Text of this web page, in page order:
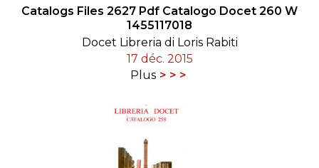
Catalogs Files 2627 Pdf Catalogo Docet 260 W
1455117018
Docet Libreria di Loris Rabiti
17 déc. 2015
Plus